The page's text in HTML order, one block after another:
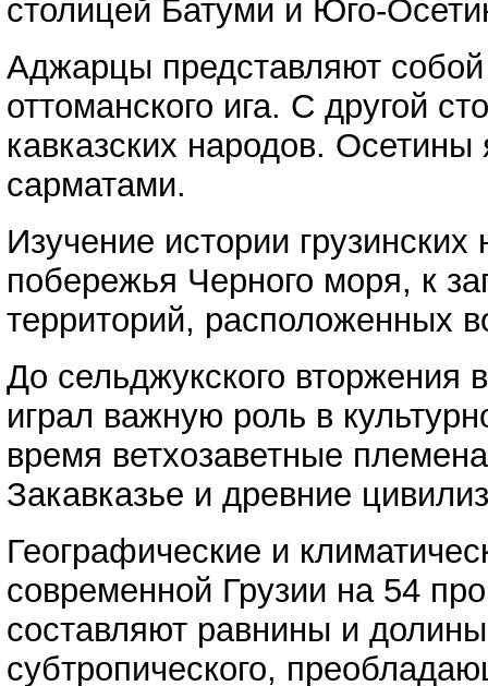
столицей Батуми и Юго-
Аджарцы представляют
оттоманского ига. С другой
кавказских народов.
сарматами.
Изучение истории
побережья Черного моря, к
территорий, расположенных
До сельджукского вторжения
играл важную роль в
время ветхозаветные
Закавказье и древние
Географические и
современной Грузии на 54
составляют равнины и
субтропического,